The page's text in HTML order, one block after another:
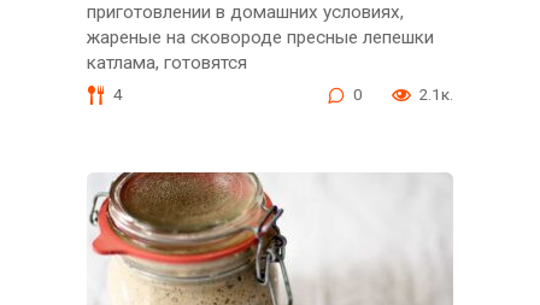
приготовлении в домашних условиях,
жареные на сковороде пресные лепешки
катлама, готовятся
4 0 2.1к.